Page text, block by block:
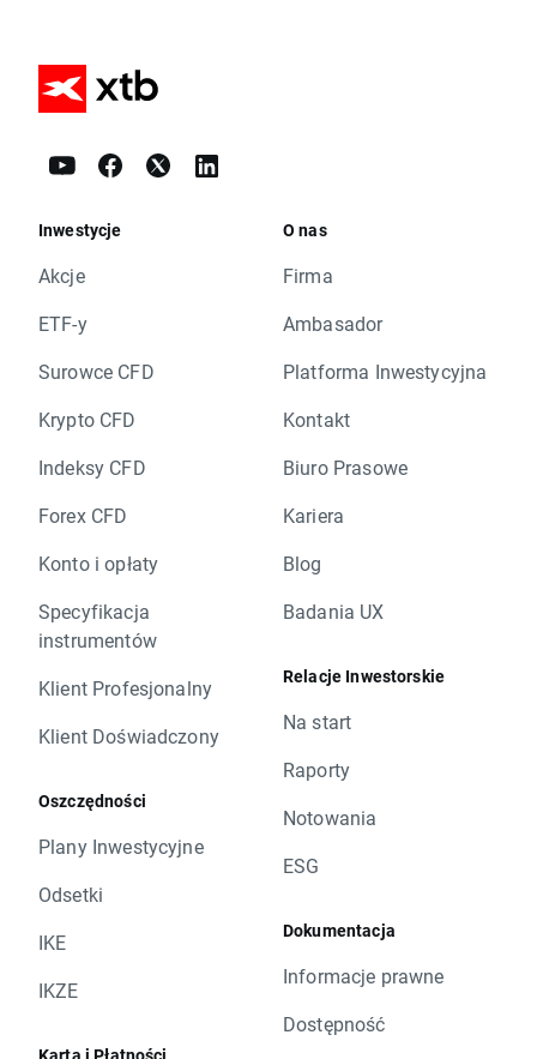
Inwestycje
Akcje
ETF-y
Surowce CFD
Krypto CFD
Indeksy CFD
Forex CFD
Konto i opłaty
Specyfikacja
instrumentów
Klient Profesjonalny
Klient Doświadczony
Oszczędności
Plany Inwestycyjne
Odsetki
IKE
IKZE
O nas
Firma
Ambasador
Platforma Inwestycyjna
Kontakt
Biuro Prasowe
Kariera
Blog
Badania UX
Relacje Inwestorskie
Na start
Raporty
Notowania
ESG
Dokumentacja
Informacje prawne
Dostępność